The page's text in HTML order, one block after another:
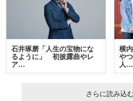
石井琢磨「人生の宝物にな
るように」 初披露曲やレ
ア…
横
や
人…
さらに読み込